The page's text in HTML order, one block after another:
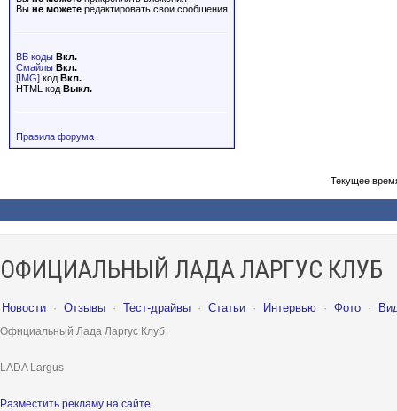
Вы не можете редактировать свои сообщения
BB коды Вкл.
Смайлы Вкл.
[IMG] код Вкл.
HTML код Выкл.
Правила форума
Текущее
ОФИЦИАЛЬНЫЙ ЛАДА ЛАРГУС КЛУБ
Новости · Отзывы · Тест-драйвы · Статьи · Интервью · Фото ·
Официальный Лада Ларгус Клуб
LADA Largus
Разместить рекламу на сайте